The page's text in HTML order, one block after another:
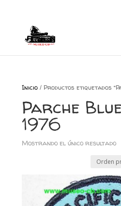
Inicio/ Productos etiquetados
Parche
1976
Mostrando el único resultado